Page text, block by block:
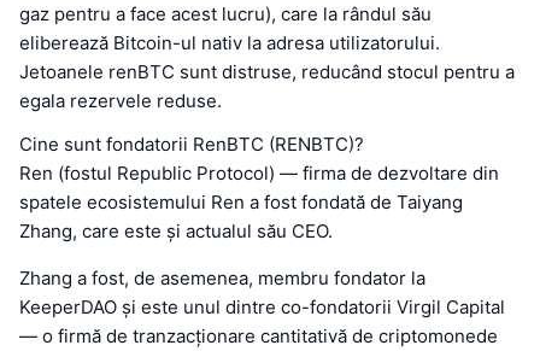
gaz pentru a face acest lucru), care la rândul său
eliberează Bitcoin-ul nativ la adresa utilizatorului.
Jetoanele renBTC sunt distruse, reducând stocul pentru a
egala rezervele reduse.
Cine sunt fondatorii RenBTC (RENBTC)?
Ren (fostul Republic Protocol) — firma de dezvoltare din
spatele ecosistemului Ren a fost fondată de Taiyang
Zhang, care este și actualul său CEO.
Zhang a fost, de asemenea, membru fondator la
KeeperDAO și este unul dintre co-fondatorii Virgil Capital
— o firmă de tranzacționare cantitativă de criptomonede